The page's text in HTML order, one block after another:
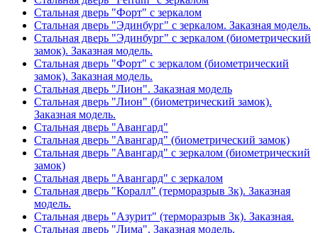
Стальная дверь "Форт" с зеркалом
Стальная дверь "Эдинбург" с зеркалом. Заказная модель.
Стальная дверь "Эдинбург" с зеркалом (биометрический
замок). Заказная модель.
Стальная дверь "Форт" с зеркалом (биометрический
замок). Заказная модель.
Стальная дверь "Лион". Заказная модель
Стальная дверь "Лион" (биометрический замок).
Заказная модель.
Стальная дверь "Авангард"
Стальная дверь "Авангард" (биометрический замок)
Стальная дверь "Авангард" с зеркалом (биометрический
замок)
Стальная дверь "Авангард" с зеркалом
Стальная дверь "Коралл" (терморазрыв 3к). Заказная
модель.
Стальная дверь "Азурит" (терморазрыв 3к). Заказная.
Стальная дверь "Лима". Заказная модель.